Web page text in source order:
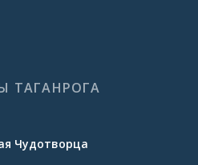
ТАГАНРОГА
Чудотворца